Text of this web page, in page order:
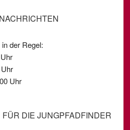
der Regel:
Uhr
DIE JUNGPFADFINDER